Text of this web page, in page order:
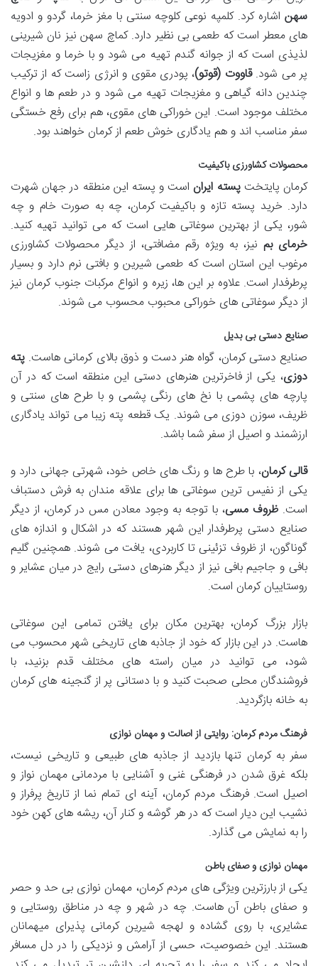
سهن اشاره کرد. کلمپه نوعی کلوچه سنتی با مغز خرما، گردو و ادویه
های معطر است که طعمی بی نظیر دارد. کماچ سهن نیز نان شیرینی
لذیذی است که از جوانه گندم تهیه می شود و با خرما و مغزیجات
پر می شود.قاووت (قوتو)، پودری مقوی و انرژی زاست که از ترکیب
چندین دانه گیاهی و مغزیجات تهیه می شود و در طعم ها و انواع
مختلف موجود است. این خوراکی های مقوی، هم برای رفع خستگی
سفر مناسب اند و هم یادگاری خوش طعم از کرمان خواهند بود.
محصولات کشاورزی باکیفیت
کرمان پایتختپسته ایران است و پسته این منطقه در جهان شهرت
دارد. خرید پسته تازه و باکیفیت کرمان، چه به صورت خام و چه
شور، یکی از بهترین سوغاتی هایی است که می توانید تهیه کنید.
خرمای بم نیز، به ویژه رقم مضافتی، از دیگر محصولات کشاورزی
مرغوب این استان است که طعمی شیرین و بافتی نرم دارد و بسیار
پرطرفدار است. علاوه بر این ها، زیره و انواع مرکبات جنوب کرمان نیز
از دیگر سوغاتی های خوراکی محبوب محسوب می شوند.
صنایع دستی بی بدیل
صنایع دستی کرمان، گواه هنر دست و ذوق بالای کرمانی هاست. پته
دوزی، یکی از فاخرترین هنرهای دستی این منطقه است که در آن
پارچه های پشمی با نخ های رنگی پشمی و با طرح های سنتی و
ظریف، سوزن دوزی می شوند. یک قطعه پته زیبا می تواند یادگاری
ارزشمند و اصیل از سفر شما باشد.
قالی کرمان، با طرح ها و رنگ های خاص خود، شهرتی جهانی دارد و
یکی از نفیس ترین سوغاتی ها برای علاقه مندان به فرش دستباف
است. ظروف مسی، با توجه به وجود معادن مس در کرمان، از دیگر
صنایع دستی پرطرفدار این شهر هستند که در اشکال و اندازه های
گوناگون، از ظروف تزئینی تا کاربردی، یافت می شوند. همچنین گلیم
بافی و جاجیم بافی نیز از دیگر هنرهای دستی رایج در میان عشایر و
روستاییان کرمان است.
بازار بزرگ کرمان، بهترین مکان برای یافتن تمامی این سوغاتی
هاست. در این بازار که خود از جاذبه های تاریخی شهر محسوب می
شود، می توانید در میان راسته های مختلف قدم بزنید، با
فروشندگان محلی صحبت کنید و با دستانی پر از گنجینه های کرمان
به خانه بازگردید.
فرهنگ مردم کرمان: روایتی از اصالت و مهمان نوازی
سفر به کرمان تنها بازدید از جاذبه های طبیعی و تاریخی نیست،
بلکه غرق شدن در فرهنگی غنی و آشنایی با مردمانی مهمان نواز و
اصیل است. فرهنگ مردم کرمان، آینه ای تمام نما از تاریخ پرفراز و
نشیب این دیار است که در هر گوشه و کنار آن، ریشه های کهن خود
را به نمایش می گذارد.
مهمان نوازی و صفای باطن
یکی از بارزترین ویژگی های مردم کرمان، مهمان نوازی بی حد و حصر
و صفای باطن آن هاست. چه در شهر و چه در مناطق روستایی و
عشایری، با روی گشاده و لهجه شیرین کرمانی پذیرای میهمانان
هستند. این خصوصیت، حسی از آرامش و نزدیکی را در دل مسافر